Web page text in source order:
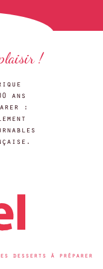
!
ans
:
desserts à préparer